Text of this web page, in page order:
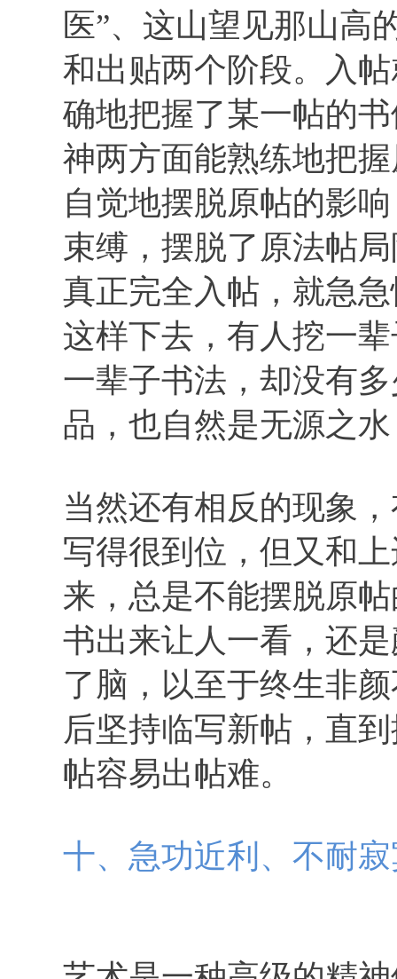
医”、这山望见那山高
和出贴两个阶段。入
确地把握了某一帖的
神两方面能熟练地把
自觉地摆脱原帖的影
束缚，摆脱了原法帖
真正完全入帖，就急
这样下去，有人挖一
一辈子书法，却没有
品，也自然是无源之
当然还有相反的现象
写得很到位，但又和
来，总是不能摆脱原
书出来让人一看，还
了脑，以至于终生非
后坚持临写新帖，直
帖容易出帖难。
十、急功近利、不耐